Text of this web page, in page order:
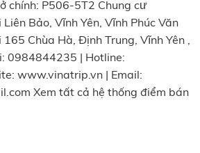
chính: P506-5T2 Chung cư
Bảo, Vĩnh Yên, Vĩnh Phúc Văn
Chùa Hà, Định Trung, Vĩnh Yên ,
0984844235 | Hotline:
www.vinatrip.vn | Email:
Xem tất cả hệ thống điểm bán